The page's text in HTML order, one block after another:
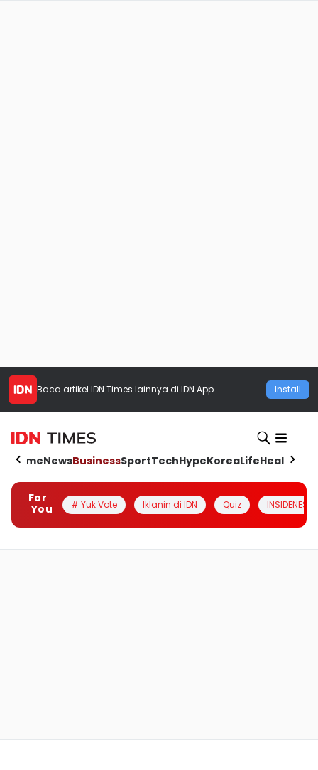
Baca artikel IDN Times lainnya di IDN App Install
HomeNewsBusinessSportTechHypeKoreaLifeHealth
For
You
# Yuk Vote Iklanin di IDN Quiz INSIDENESIA